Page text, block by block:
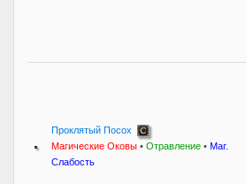
Проклятый Посох
Магические Оковы • Отравление • Маг.
Слабость